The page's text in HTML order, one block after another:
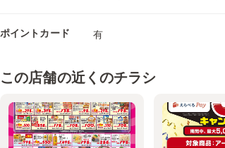
ポイントカード 有
この店舗の近くのチラシ